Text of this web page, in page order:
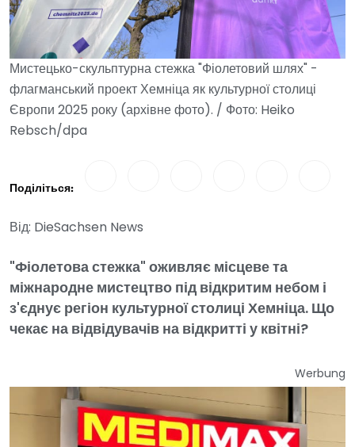
Мистецько-скульптурна стежка "Фіолетовий шлях" -
флагманський проект Хемніца як культурної столиці
Європи 2025 року (архівне фото). / Фото: Heiko
Rebsch/dpa
Поділіться:
Від: DieSachsen News
"Фіолетова стежка" оживляє місцеве та
міжнародне мистецтво під відкритим небом і
з'єднує регіон культурної столиці Хемніца. Що
чекає на відвідувачів на відкритті у квітні?
Werbung